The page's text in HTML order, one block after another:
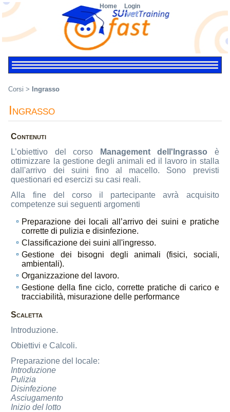
Corsi > Ingrasso
Ingrasso
Contenuti
L’obiettivo del corso
Management dell'Ingrasso è
ottimizzare la gestione degli animali ed il lavoro in stalla
dall'arrivo dei suini fino al macello. Sono previsti
questionari ed esercizi su casi reali.
Alla fine del corso il partecipante avrà acquisito
competenze sui seguenti argomenti
Preparazione dei locali all’arrivo dei suini e pratiche
corrette di pulizia e disinfezione.
Classificazione dei suini all'ingresso.
Gestione dei bisogni degli animali (fisici, sociali,
ambientali).
Organizzazione del lavoro.
Gestione della fine ciclo, corrette pratiche di carico e
tracciabilità, misurazione delle performance
Scaletta
Introduzione.
Obiettivi e Calcoli.
Preparazione del locale:
Introduzione
Pulizia
Disinfezione
Asciugamento
Inizio del lotto
Home Login